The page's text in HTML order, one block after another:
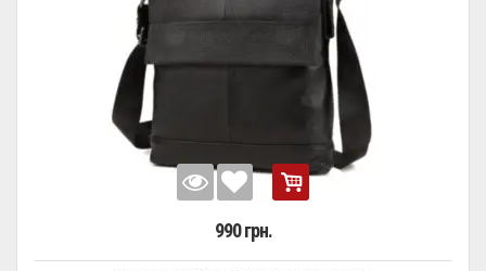
990 грн.